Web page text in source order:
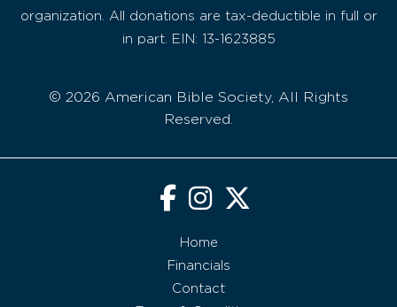
organization. All donations are tax-deductible in full or
in part. EIN: 13-1623885
© 2026 American Bible Society, All Rights
Reserved.
Home
Financials
Contact